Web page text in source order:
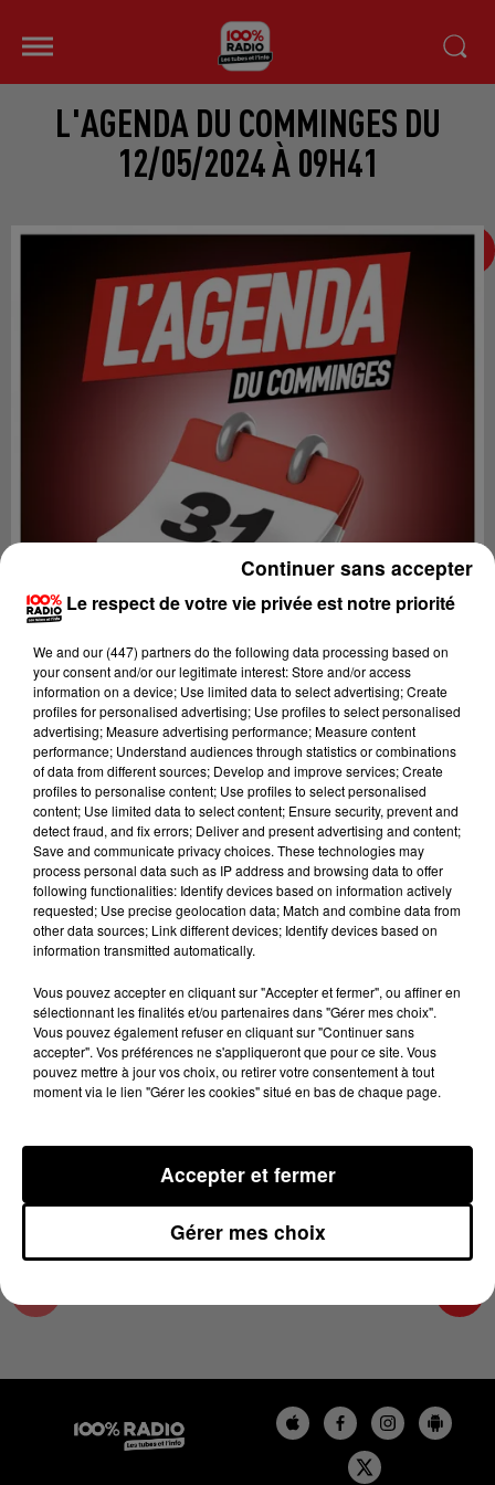
L'AGENDA DU COMMINGES DU
12/05/2024 À 09H41
Lecture (1 min 15 sec)
100%
100% Radio l'agenda du Comminges
12 mai 2024 - 1 min 15 sec
L'AGENDA DU COMMINGES DU 12/05/2024 À
09H41
L'AGENDA DU COMMINGES
Le respect de votre vie privée est notre priorité
We and our (447) partnersdo the following data processing based on
your consent and/or our legitimate interest: Store and/or access
information on a device; Use limited data to select advertising; Create
profiles for personalised advertising; Use profiles to select personalised
advertising; Measure advertising performance; Measure content
performance; Understand audiences through statistics or combinations
of data from different sources; Develop and improve services; Create
profiles to personalise content; Use profiles to select personalised
content; Use limited data to select content; Ensure security, prevent and
detect fraud, and fix errors; Deliver and present advertising and content;
Save and communicate privacy choices. These technologies may
process personal data such as IP address and browsing data to offer
following functionalities: Identify devices based on information actively
requested; Use precise geolocation data; Match and combine data from
other data sources; Link different devices; Identify devices based on
information transmitted automatically.
Vous pouvez accepter en cliquant sur "Accepter et fermer", ou affiner en
sélectionnant les finalités et/ou partenaires dans "Gérer mes choix".
Vous pouvez également refuser en cliquant sur "Continuer sans
accepter". Vos préférences ne s'appliqueront que pour ce site. Vous
pouvez mettre à jour vos choix, ou retirer votre consentement à tout
moment via le lien "Gérer les cookies" situé en bas de chaque page.
Gérer mes choix
Accepter et fermer
Continuer sans accepter